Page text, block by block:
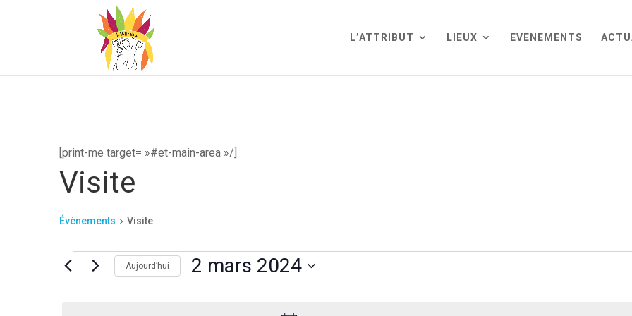
L’ATTRIBUT LIEUX EVENEMENTS
[print-me target= »#et-main-area »/]
Visite
Évènements Visite
Évènements Aujourd’hui 2 mars 2024